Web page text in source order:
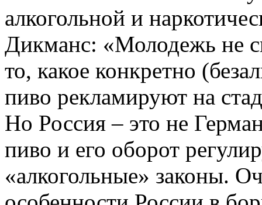
алкогольной и
Дикманс: «Молодежь не
то, какое конкретно
пиво рекламируют на
Но Россия – это не
пиво и его оборот
«алкогольные» законы.